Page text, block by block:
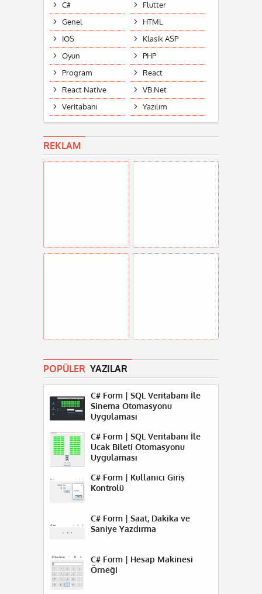
C#
Flutter
Genel
HTML
IOS
Klasik ASP
Oyun
PHP
Program
React
React Native
VB.Net
Veritabanı
Yazılım
REKLAM
POPÜLER YAZILAR
C# Form | SQL Veritabanı İle
Sinema Otomasyonu
Uygulaması
C# Form | SQL Veritabanı İle
Uçak Bileti Otomasyonu
Uygulaması
C# Form | Kullanıcı Giriş
Kontrolü
C# Form | Saat, Dakika ve
Saniye Yazdırma
C# Form | Hesap Makinesi
Örneği